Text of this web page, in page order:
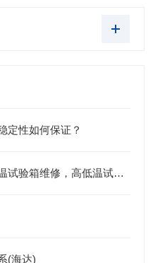
定性如何保证？
高低温试验箱售后服务，高低温试验箱维修，高低温试验箱
(海达)